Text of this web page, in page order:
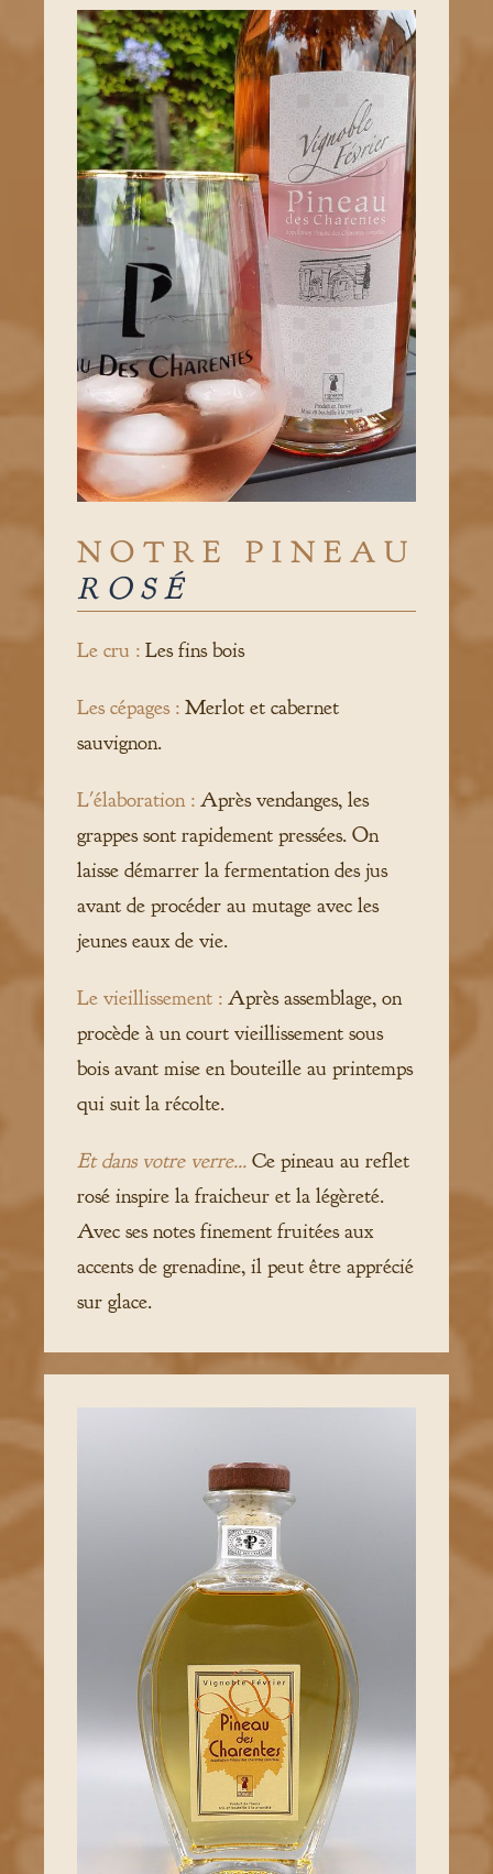
NOTRE PINEAU
ROSÉ
Le cru : Les fins bois
Les cépages : Merlot et cabernet
sauvignon.
L'élaboration : Après vendanges, les
grappes sont rapidement pressées. On
laisse démarrer la fermentation des jus
avant de procéder au mutage avec les
jeunes eaux de vie.
Le vieillissement : Après assemblage, on
procède à un court vieillissement sous
bois avant mise en bouteille au printemps
qui suit la récolte.
Et dans votre verre... Ce pineau au reflet
rosé inspire la fraicheur et la légèreté.
Avec ses notes finement fruitées aux
accents de grenadine, il peut être apprécié
sur glace.